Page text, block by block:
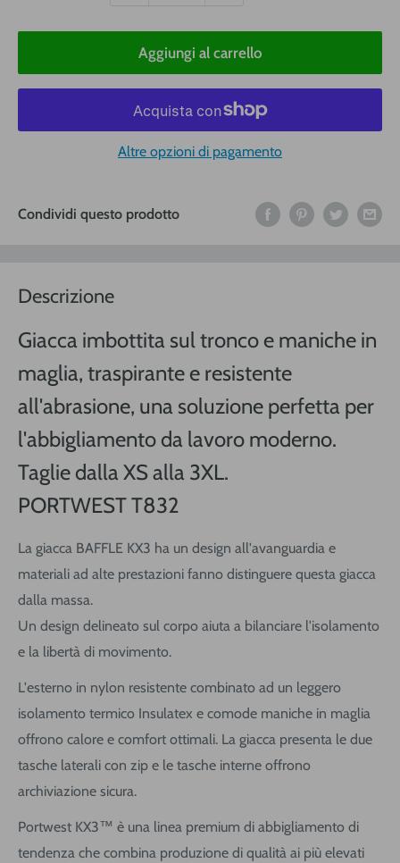
Aggiungi al carrello
Altre opzioni di pagamento
Condividi questo prodotto
Descrizione
Giacca imbottita sul tronco e maniche in
maglia, traspirante e resistente
all'abrasione, una soluzione perfetta per
l'abbigliamento da lavoro moderno.
Taglie dalla XS alla 3XL.
PORTWEST T832
La giacca BAFFLE KX3 ha un design all'avanguardia e
materiali ad alte prestazioni fanno distinguere questa giacca
dalla massa.
Un design delineato sul corpo aiuta a bilanciare l'isolamento
e la libertà di movimento.
L'esterno in nylon resistente combinato ad un leggero
isolamento termico Insulatex e comode maniche in maglia
offrono calore e comfort ottimali. La giacca presenta le due
tasche laterali con zip e le tasche interne offrono
archiviazione sicura.
Portwest KX3™ è una linea premium di abbigliamento di
tendenza che combina produzione di qualità ai più elevati